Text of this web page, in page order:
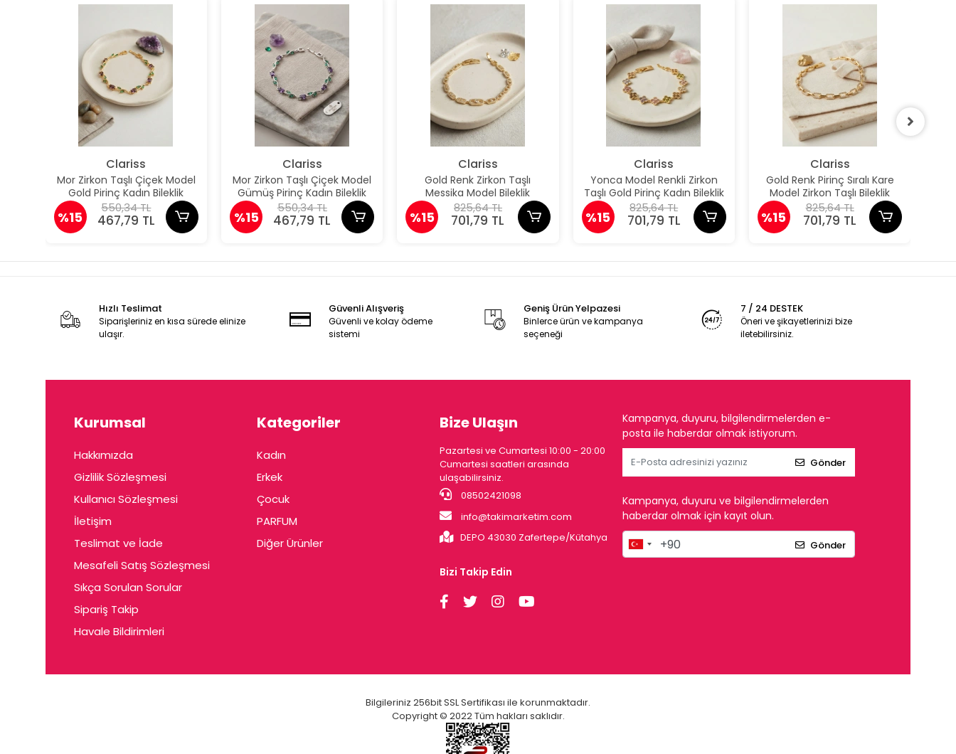
Clariss
Mor Zirkon Taşlı Çiçek Model
Gold Pirinç Kadın Bileklik
%15
550,34 TL
467,79 TL
Clariss
Mor Zirkon Taşlı Çiçek Model
Gümüş Pirinç Kadın Bileklik
%15
550,34 TL
467,79 TL
Clariss
Gold Renk Zirkon Taşlı
Messika Model Bileklik
%15
825,64 TL
701,79 TL
Clariss
Yonca Model Renkli Zirkon
Taşlı Gold Pirinç Kadın Bileklik
%15
825,64 TL
701,79 TL
Clariss
Gold Renk Pirinç Sıralı Kare
Model Zirkon Taşlı Bileklik
%15
825,64 TL
701,79 TL
Hızlı Teslimat
Siparişleriniz en kısa sürede elinize
ulaşır.
Güvenli Alışveriş
Güvenli ve kolay ödeme
sistemi
Geniş Ürün Yelpazesi
Binlerce ürün ve kampanya
seçeneği
7 / 24 DESTEK
Öneri ve şikayetlerinizi bize
iletebilirsiniz.
Kurumsal
Hakkımızda
Gizlilik Sözleşmesi
Kullanıcı Sözleşmesi
İletişim
Teslimat ve İade
Mesafeli Satış Sözleşmesi
Sıkça Sorulan Sorular
Sipariş Takip
Havale Bildirimleri
Kategoriler
Kadın
Erkek
Çocuk
PARFUM
Diğer Ürünler
Bize Ulaşın
Pazartesi ve Cumartesi 10:00 - 20:00
Cumartesi saatleri arasında
ulaşabilirsiniz.
08502421098
info@takimarketim.com
DEPO 43030 Zafertepe/Kütahya
Bizi Takip Edin
Kampanya, duyuru, bilgilendirmelerden e-
posta ile haberdar olmak istiyorum.
Gönder
Kampanya, duyuru ve bilgilendirmelerden
haberdar olmak için kayıt olun.
Gönder
Bilgileriniz 256bit SSL Sertifikası ile korunmaktadır.
Copyright © 2022 Tüm hakları saklıdır.